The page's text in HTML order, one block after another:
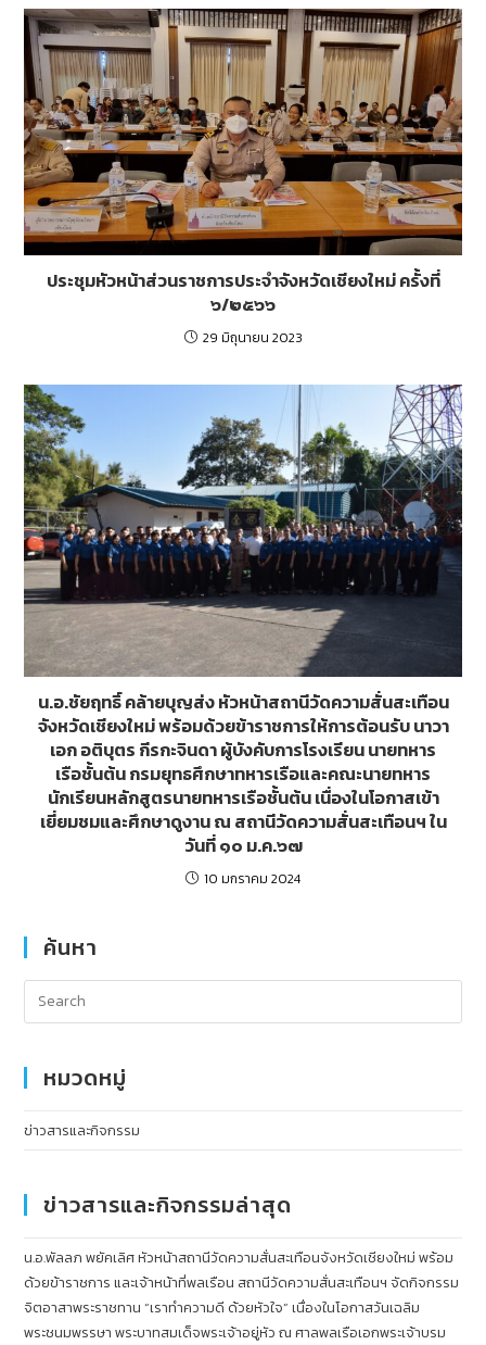
ประชุมหัวหน้าส่วนราชการประจำจังหวัดเชียงใหม่ ครั้งที่
๖/๒๕๖๖
29 มิถุนายน 2023
น.อ.ชัยฤทธิ์ คล้ายบุญส่ง หัวหน้าสถานีวัดความสั่นสะเทือน
จังหวัดเชียงใหม่ พร้อมด้วยข้าราชการให้การต้อนรับ นาวา
เอก อติบุตร กีรกะจินดา ผู้บังคับการโรงเรียน นายทหาร
เรือชั้นต้น กรมยุทธศึกษาทหารเรือและคณะนายทหาร
นักเรียนหลักสูตรนายทหารเรือชั้นต้น เนื่องในโอกาสเข้า
เยี่ยมชมและศึกษาดูงาน ณ สถานีวัดความสั่นสะเทือนฯ ใน
วันที่ ๑๐ ม.ค.๖๗
10 มกราคม 2024
ค้นหา
หมวดหมู่
ข่าวสารและกิจกรรม
ข่าวสารและกิจกรรมล่าสุด
น.อ.พัลลภ พยัคเลิศ หัวหน้าสถานีวัดความสั่นสะเทือนจังหวัดเชียงใหม่ พร้อม
ด้วยข้าราชการ และเจ้าหน้าที่พลเรือน สถานีวัดความสั่นสะเทือนฯ จัดกิจกรรม
จิตอาสาพระราชทาน “เราทำความดี ด้วยหัวใจ” เนื่องในโอกาสวันเฉลิม
พระชนมพรรษา พระบาทสมเด็จพระเจ้าอยู่หัว ณ ศาลพลเรือเอกพระเจ้าบรม